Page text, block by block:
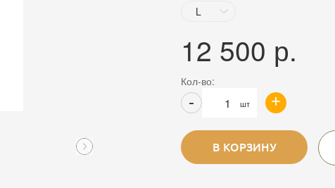
12 500 р.
Кол-во:
шт +
-
В КОРЗИНУ